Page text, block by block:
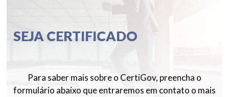
SEJA CERTIFICADO
Para saber mais sobre o CertiGov, preencha o
formulário abaixo que entraremos em contato o mais